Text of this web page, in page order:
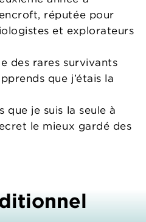
réputée pour
et explorateurs
des rares survivants
que j’étais la
que je suis la seule à
le mieux gardé des